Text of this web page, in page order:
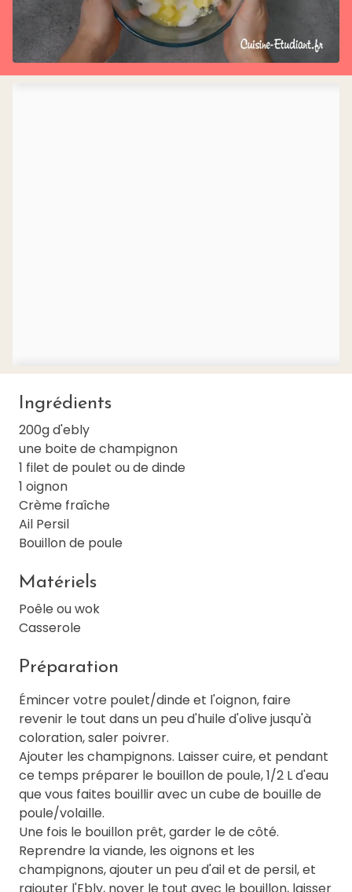
Ingrédients
200g d'ebly
une boite de champignon
1 filet de poulet ou de dinde
1 oignon
Crème fraîche
Ail Persil
Bouillon de poule
Matériels
Poêle ou wok
Casserole
Préparation
Émincer votre poulet/dinde et l'oignon, faire
revenir le tout dans un peu d'huile d'olive jusqu'à
coloration, saler poivrer.
Ajouter les champignons. Laisser cuire, et pendant
ce temps préparer le bouillon de poule, 1/2 L d'eau
que vous faites bouillir avec un cube de bouille de
poule/volaille.
Une fois le bouillon prêt, garder le de côté.
Reprendre la viande, les oignons et les
champignons, ajouter un peu d'ail et de persil, et